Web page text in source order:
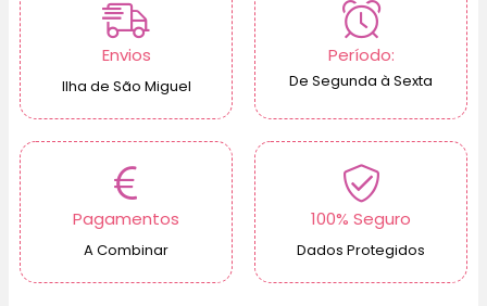
Envios
Ilha de São Miguel
Período:
De Segunda à Sexta
Pagamentos
A Combinar
100% Seguro
Dados Protegidos